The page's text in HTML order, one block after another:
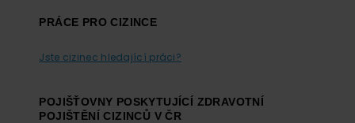
PRÁCE PRO CIZINCE
Jste cizinec hledající práci?
POJIŠŤOVNY POSKYTUJÍCÍ ZDRAVOTNÍ
POJIŠTĚNÍ CIZINCŮ V ČR